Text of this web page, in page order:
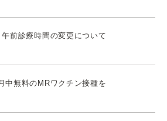
午前診療時間の変更について
中無料のMRワクチン接種を